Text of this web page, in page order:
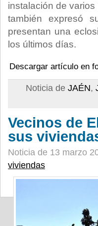
instalación de
también expresó
presentan una
los últimos días.
Descargar artículo en
Noticia de JAÉN,
Vecinos de
sus
Noticia de 13 marzo
viviendas